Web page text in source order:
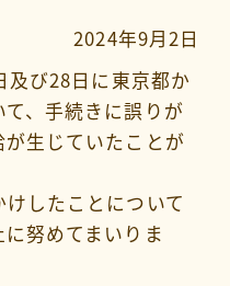
2024年9月2日
及び28日に東京都か
、手続きに誤りが
生じていたことが
したことについて
努めてまいりま